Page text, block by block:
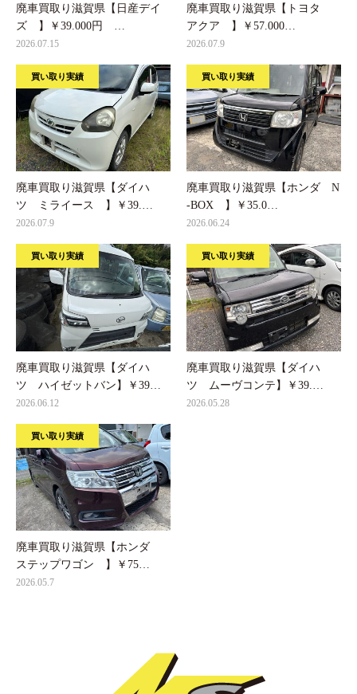
廃車買取り滋賀県【日産デイ
ズ 】￥39.000円 …
2026.07.15
廃車買取り滋賀県【トヨタ
アクア 】￥57.000…
2026.07.9
買い取り実績
廃車買取り滋賀県【ダイハ
ツ ミライース 】￥39.…
2026.07.9
買い取り実績
廃車買取り滋賀県【ホンダ N
-BOX 】￥35.0…
2026.06.24
買い取り実績
廃車買取り滋賀県【ダイハ
ツ ハイゼットバン】￥39…
2026.06.12
買い取り実績
廃車買取り滋賀県【ダイハ
ツ ムーヴコンテ】￥39.…
2026.05.28
買い取り実績
廃車買取り滋賀県【ホンダ
ステップワゴン 】￥75…
2026.05.7